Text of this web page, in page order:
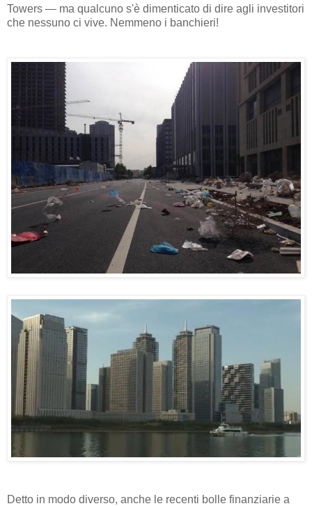
Towers — ma qualcuno s'è dimenticato di dire agli investitori
che nessuno ci vive. Nemmeno i banchieri!
Detto in modo diverso, anche le recenti bolle finanziarie a